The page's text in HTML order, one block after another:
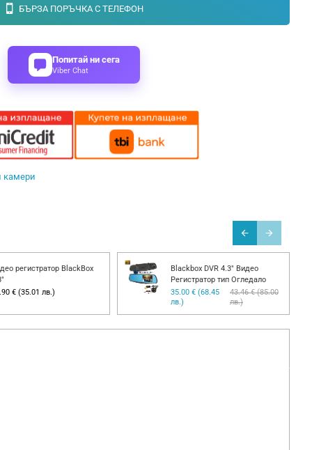
БЪРЗА ПОРЪЧКА С ТЕЛЕФОН
Попитай ни сега
Viber Chat
камери
регистратор BlackBox
€ (35.01 лв.)
Blackbox DVR 4.3" Видео
Регистратор тип Огледало
35.00 € (68.45
лв.)
43.46 € (85.00
лв.)